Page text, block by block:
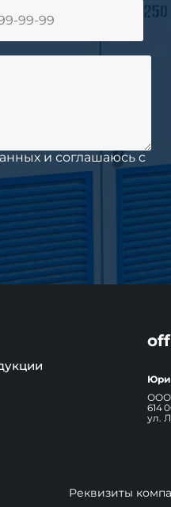
и соглашаюсь c
ООО
614
ул.
Реквизиты